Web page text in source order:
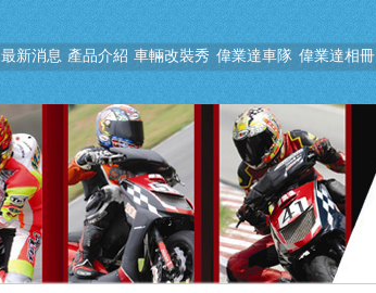
最新消息 產品介紹 車輛改裝秀 偉業達車隊 偉業達相冊